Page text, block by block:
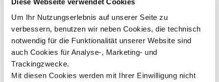
Um Ihr Nutzungserlebnis auf unserer Seite zu
verbessern, benutzen wir neben Cookies, die technisch
notwendig für die Funktionalität unserer Website sind
auch Cookies für Analyse-, Marketing- und
Trackingzwecke.
Mit diesen Cookies werden mit Ihrer Einwilligung nicht